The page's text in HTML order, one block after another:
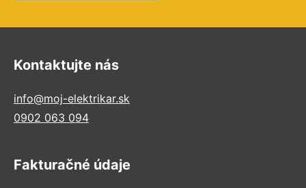
Kontaktujte nás
info@moj-elektrikar.sk
0902 063 094
Fakturačné údaje